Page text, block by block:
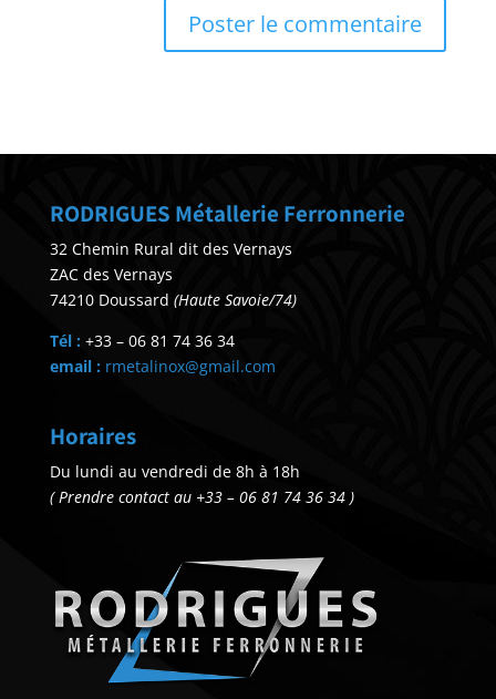
RODRIGUES Métallerie Ferronnerie
32 Chemin Rural dit des Vernays
ZAC des Vernays
74210 Doussard (Haute Savoie/74)
Tél : +33 – 06 81 74 36 34
email : rmetalinox@gmail.com
Horaires
Du lundi au vendredi de 8h à 18h
( Prendre contact au +33 – 06 81 74 36 34 )